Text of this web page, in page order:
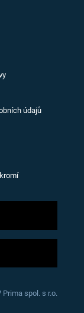
údajů
Prima spol. s r.o.